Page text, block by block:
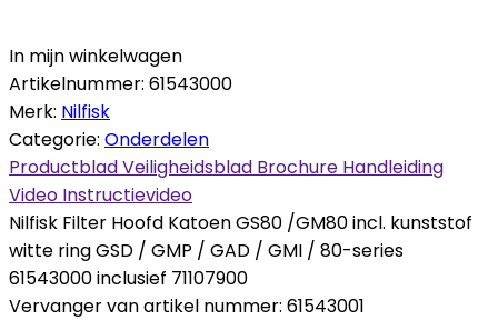
In mijn winkelwagen
Artikelnummer: 61543000
Merk: Nilfisk
Categorie: Onderdelen
ProductbladVeiligheidsblad Brochure Handleiding
Video Instructievideo
Nilfisk Filter Hoofd Katoen GS80 /GM80 incl. kunststof
witte ring GSD / GMP / GAD / GMI / 80-series
61543000 inclusief 71107900
Vervanger van artikel nummer: 61543001